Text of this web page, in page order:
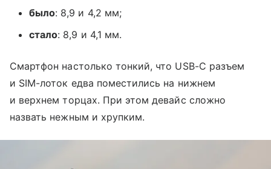
было: 8,9 и 4,2 мм;
стало: 8,9 и 4,1 мм.
Смартфон настолько тонкий, что USB-C разъем
и SIM-лоток едва поместились на нижнем
и верхнем торцах. При этом девайс сложно
назвать нежным и хрупким.